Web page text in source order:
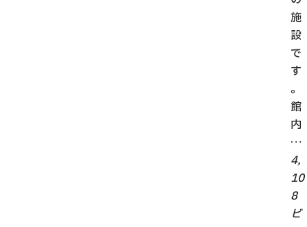
施
設
で
す
。
館
内
…
4,
10
8
ビ